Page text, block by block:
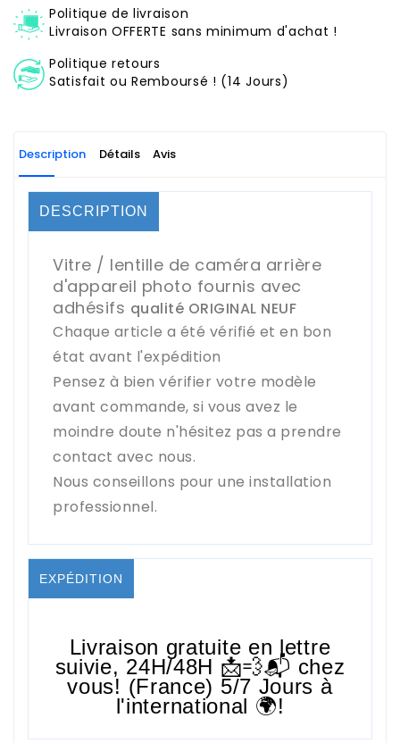
Politique de livraison
Livraison OFFERTE sans minimum d'achat !
Politique retours
Satisfait ou Remboursé ! (14 Jours)
Description Détails Avis
DESCRIPTION
Vitre / lentille de caméra arrière
d'appareil photo fournis avec
adhésifs qualité ORIGINAL NEUF
Chaque article a été vérifié et en bon
état avant l'expédition
Pensez à bien vérifier votre modèle
avant commande, si vous avez le
moindre doute n'hésitez pas a prendre
contact avec nous.
Nous conseillons pour une installation
professionnel.
EXPÉDITION
Livraison gratuite en lettre
suivie, 24H/48H 📩💨📬 chez
vous! (France) 5/7 Jours à
l'international 🌍!